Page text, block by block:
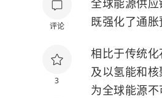
评论
3
全球能源供
既强化了通胀
相比于传统
及以氢能和
为全球能源不